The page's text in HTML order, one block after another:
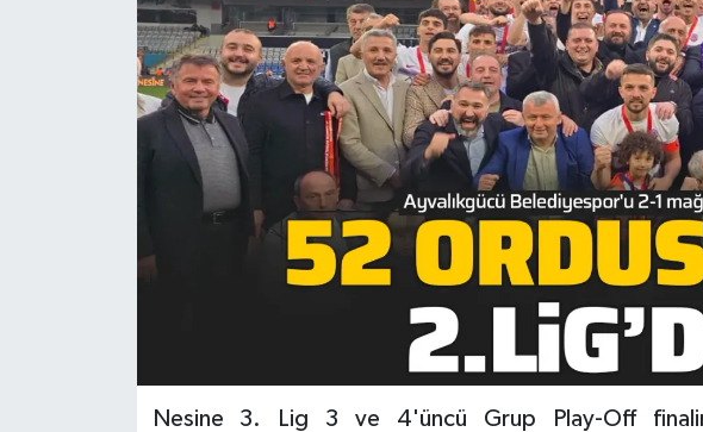
Nesine 3. Lig 3 ve 4'üncü Grup Play-Off
KULTUR-SANAT
MAGAZİN
ÖZEL HABER